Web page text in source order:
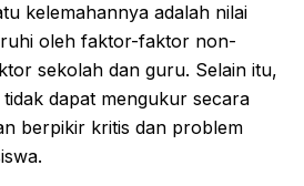
kelemahannya adalah nilai
oleh faktor-faktor non-
sekolah dan guru. Selain itu,
dapat mengukur secara
berpikir kritis dan problem